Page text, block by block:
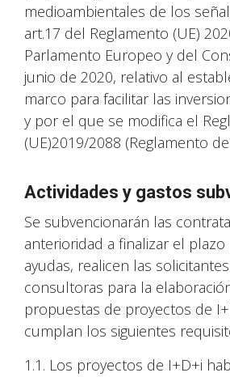
medioambientales de los
art.17 del Reglamento (UE)
Parlamento Europeo y del
junio de 2020, relativo al
marco para facilitar las
y por el que se modifica el
(UE)2019/2088 (Reglamento
Actividades y gastos
Se subvencionarán las
anterioridad a finalizar el plazo
ayudas, realicen las
consultoras para la
propuestas de proyectos de
cumplan los siguientes
1.1. Los proyectos de I+D+i